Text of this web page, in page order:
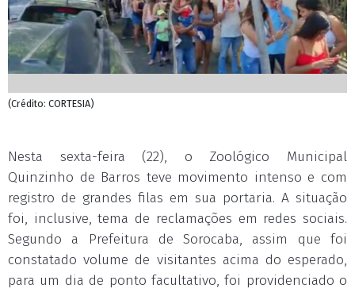
(Crédito: CORTESIA)
Nesta sexta-feira (22), o Zoológico Municipal
Quinzinho de Barros teve movimento intenso e com
registro de grandes filas em sua portaria. A situação
foi, inclusive, tema de reclamações em redes sociais.
Segundo a Prefeitura de Sorocaba, assim que foi
constatado volume de visitantes acima do esperado,
para um dia de ponto facultativo, foi providenciado o